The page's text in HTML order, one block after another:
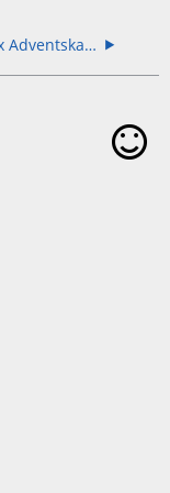
GraviTrax Adventskalender